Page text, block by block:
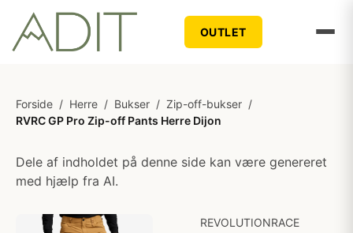
OUTLET
Forside / Herre / Bukser / Zip-off-bukser /
RVRC GP Pro Zip-off Pants Herre Dijon
Dele af indholdet på denne side kan være genereret
med hjælp fra AI.
REVOLUTIONRACE